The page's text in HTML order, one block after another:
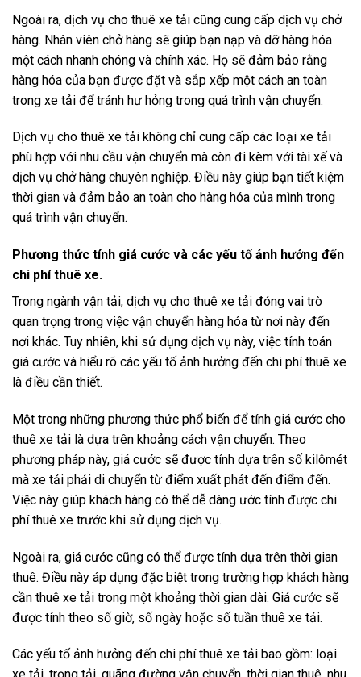
Ngoài ra, dịch vụ cho thuê xe tải cũng cung cấp dịch vụ chở
hàng. Nhân viên chở hàng sẽ giúp bạn nạp và dỡ hàng hóa
một cách nhanh chóng và chính xác. Họ sẽ đảm bảo rằng
hàng hóa của bạn được đặt và sắp xếp một cách an toàn
trong xe tải để tránh hư hỏng trong quá trình vận chuyển.
Dịch vụ cho thuê xe tải không chỉ cung cấp các loại xe tải
phù hợp với nhu cầu vận chuyển mà còn đi kèm với tài xế và
dịch vụ chở hàng chuyên nghiệp. Điều này giúp bạn tiết kiệm
thời gian và đảm bảo an toàn cho hàng hóa của mình trong
quá trình vận chuyển.
Phương thức tính giá cước và các yếu tố ảnh hưởng đến
chi phí thuê xe.
Trong ngành vận tải, dịch vụ cho thuê xe tải đóng vai trò
quan trọng trong việc vận chuyển hàng hóa từ nơi này đến
nơi khác. Tuy nhiên, khi sử dụng dịch vụ này, việc tính toán
giá cước và hiểu rõ các yếu tố ảnh hưởng đến chi phí thuê xe
là điều cần thiết.
Một trong những phương thức phổ biến để tính giá cước cho
thuê xe tải là dựa trên khoảng cách vận chuyển. Theo
phương pháp này, giá cước sẽ được tính dựa trên số kilômét
mà xe tải phải di chuyển từ điểm xuất phát đến điểm đến.
Việc này giúp khách hàng có thể dễ dàng ước tính được chi
phí thuê xe trước khi sử dụng dịch vụ.
Ngoài ra, giá cước cũng có thể được tính dựa trên thời gian
thuê. Điều này áp dụng đặc biệt trong trường hợp khách hàng
cần thuê xe tải trong một khoảng thời gian dài. Giá cước sẽ
được tính theo số giờ, số ngày hoặc số tuần thuê xe tải.
Các yếu tố ảnh hưởng đến chi phí thuê xe tải bao gồm: loại